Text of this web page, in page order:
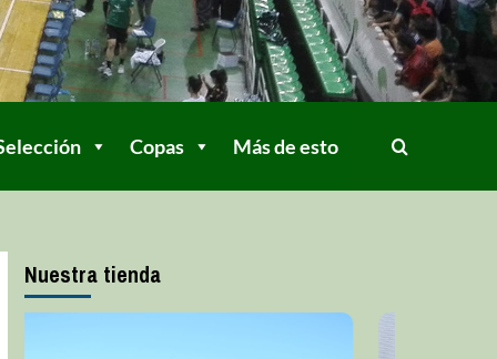
Copas Más de esto
Nuestra tienda